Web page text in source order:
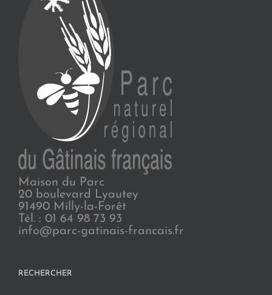
Maison du Parc
20 boulevard Lyautey
91490 Milly-la-Forêt
Tél. : 01 64 98 73 93
info@parc-gatinais-francais.fr
RECHERCHER